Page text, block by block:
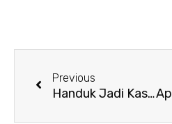
Previous
Handuk Jadi Kasar? Ini Cara Mengatasinya!